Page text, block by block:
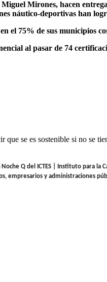
Mirones, hacen
náutico-deportivas han
el 75% de sus municipios
al pasar de 74
se es sostenible si no se
Q del ICTES | Instituto para la
empresarios y administraciones